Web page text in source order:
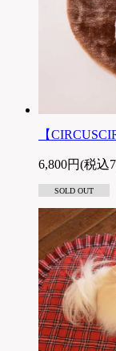
【
6,800円(税込
SOLD OUT